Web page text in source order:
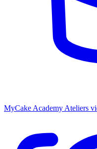
MyCake Academy Ateliers